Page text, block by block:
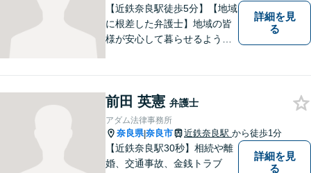
【近鉄奈良駅徒歩5分】【地域
に根差した弁護士】地域の皆
様が安心して暮らせるように
対応します。【夜間／休日対
応可】法律トラブルでお悩み
の方は、お気軽にご相談くだ
さい。
詳細を見
る
前田 英憲 弁護士
アダム法律事務所
奈良県|奈良市 近鉄奈良駅 から徒歩1分
【近鉄奈良駅30秒】相続や離
婚、交通事故、金銭トラブ
詳細を見
る